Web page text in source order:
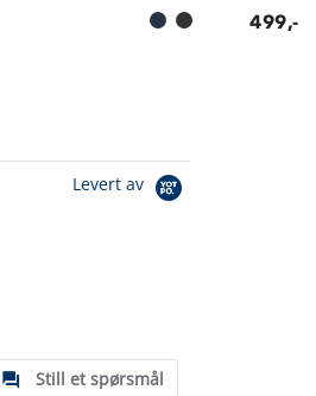
499,-
Levert av
Still et spørsmål